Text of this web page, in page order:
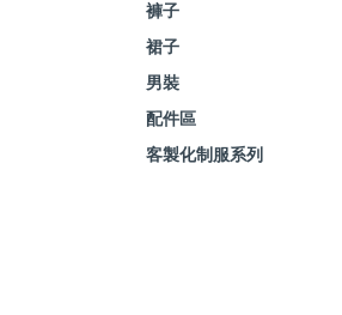
褲子
裙子
男裝
配件區
客製化制服系列